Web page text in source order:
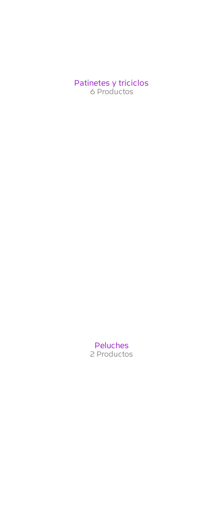
Patinetes y triciclos
6 Productos
Peluches
2 Productos